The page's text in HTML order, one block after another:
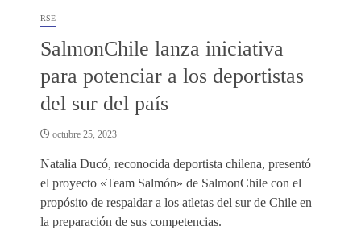
RSE
SalmonChile lanza iniciativa
para potenciar a los deportistas
del sur del país
octubre 25, 2023
Natalia Ducó, reconocida deportista chilena, presentó
el proyecto «Team Salmón» de SalmonChile con el
propósito de respaldar a los atletas del sur de Chile en
la preparación de sus competencias.